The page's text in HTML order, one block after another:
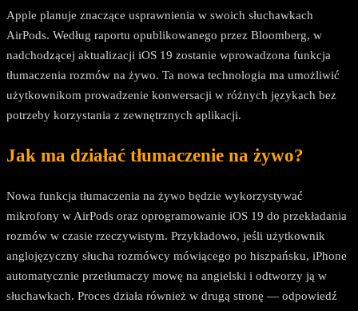
Apple planuje znaczące usprawnienia w swoich słuchawkach
AirPods. Według raportu opublikowanego przez Bloomberg, w
nadchodzącej aktualizacji iOS 19 zostanie wprowadzona funkcja
tłumaczenia rozmów na żywo. Ta nowa technologia ma umożliwić
użytkownikom prowadzenie konwersacji w różnych językach bez
potrzeby korzystania z zewnętrznych aplikacji.
Jak ma działać tłumaczenie na żywo?
Nowa funkcja tłumaczenia na żywo będzie wykorzystywać
mikrofony w AirPods oraz oprogramowanie iOS 19 do przekładania
rozmów w czasie rzeczywistym. Przykładowo, jeśli użytkownik
anglojęzyczny słucha rozmówcy mówiącego po hiszpańsku, iPhone
automatycznie przetłumaczy mowę na angielski i odtworzy ją w
słuchawkach. Proces działa również w drugą stronę — odpowiedź